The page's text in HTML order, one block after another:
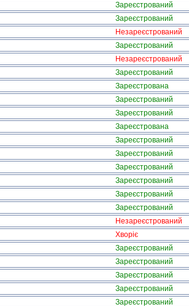
Зареєстрований
Зареєстрований
Незареєстрований
Зареєстрований
Незареєстрований
Зареєстрований
Зареєстрована
Зареєстрований
Зареєстрований
Зареєстрована
Зареєстрований
Зареєстрований
Зареєстрований
Зареєстрований
Зареєстрований
Зареєстрований
Незареєстрований
Хворіє
Зареєстрований
Зареєстрований
Зареєстрований
Зареєстрований
Зареєстрований